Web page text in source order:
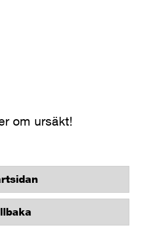
om ursäkt!